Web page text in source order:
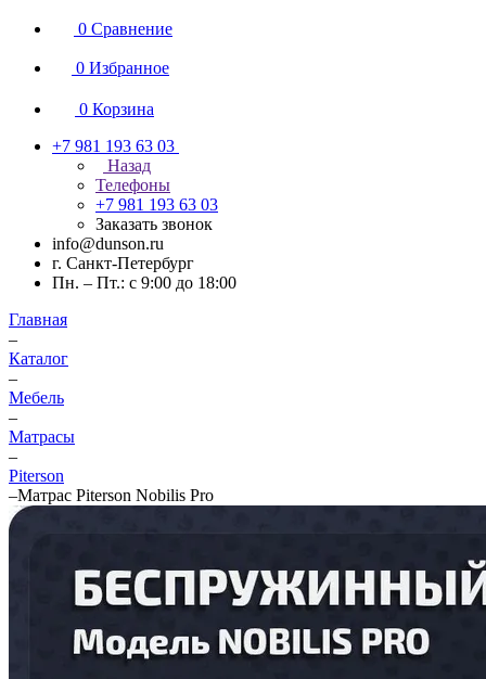
0 Сравнение
0 Избранное
0 Корзина
+7 981 193 63 03
Назад
Телефоны
+7 981 193 63 03
Заказать звонок
info@dunson.ru
г. Санкт-Петербург
Пн. – Пт.: с 9:00 до 18:00
Главная
–
Каталог
–
Мебель
–
Матрасы
–
Piterson
–Матрас Piterson Nobilis Pro